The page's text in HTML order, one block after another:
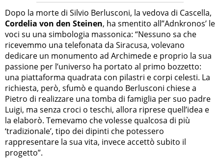
Dopo la morte di Silvio Berlusconi, la vedova di Cascella,
Cordelia von den Steinen, ha smentito all”Adnkronos’ le
voci su una simbologia massonica: “Nessuno sa che
ricevemmo una telefonata da Siracusa, volevano
dedicare un monumento ad Archimede e proprio la sua
passione per l’universo ha portato al primo bozzetto:
una piattaforma quadrata con pilastri e corpi celesti. La
richiesta, però, sfumò e quando Berlusconi chiese a
Pietro di realizzare una tomba di famiglia per suo padre
Luigi, ma senza croci o teschi, allora riprese quell’idea e
la elaborò. Temevamo che volesse qualcosa di più
‘tradizionale’, tipo dei dipinti che potessero
rappresentare la sua vita, invece accettò subito il
progetto”.